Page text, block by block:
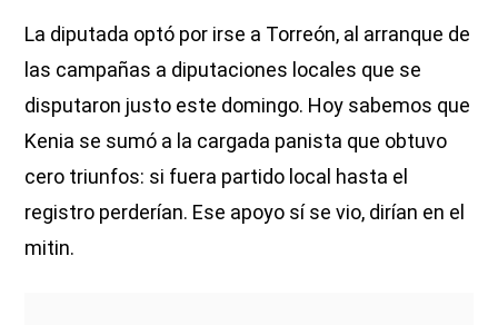
La diputada optó por irse a Torreón, al arranque de
las campañas a diputaciones locales que se
disputaron justo este domingo. Hoy sabemos que
Kenia se sumó a la cargada panista que obtuvo
cero triunfos: si fuera partido local hasta el
registro perderían. Ese apoyo sí se vio, dirían en el
mitin.